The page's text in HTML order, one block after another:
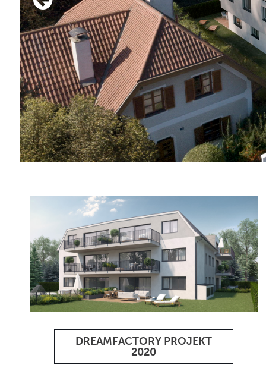
DREAMFACTORY PROJEKT
2020